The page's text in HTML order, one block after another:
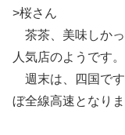
>桜さん
茶茶、美味しか
人気店のようです
週末は、四国です
ぼ全線高速となり